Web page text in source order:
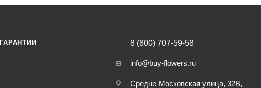
ГАРАНТИИ 8 (800) 707-59-58
info@buy-flowers.ru
Средне-Московская улица, 32В,